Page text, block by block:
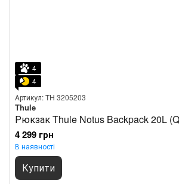
4
4
Артикул: TH 3205203
Thule
Рюкзак Thule Notus Backpack 20L
4 299 грн
В наявності
Купити